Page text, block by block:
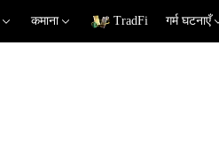
कमाना TradFi गर्म घटनाएँ